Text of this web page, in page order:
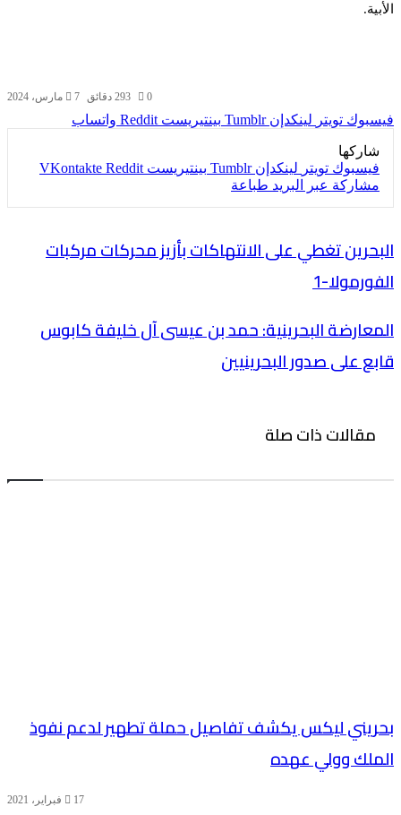
الأبية.
7 مارس، 2024 0
932 دقائق
فيسبوك تويتر لينكدإن بينتيريست واتساب
شاركها
فيسبوك تويتر لينكدإن بينتيريست
مشاركة عبر البريد طباعة
البحرين تغطي على الانتهاكات بأزيز محركات مركبات
الفورمولا-1
المعارضة البحرينية: حمد بن عيسى آل خليفة كابوس
قابع على صدور البحرينيين
مقالات ذات صلة
بحريني ليكس يكشف تفاصيل حملة تطهير لدعم نفوذ
الملك وولي عهده
17 فبراير، 2021